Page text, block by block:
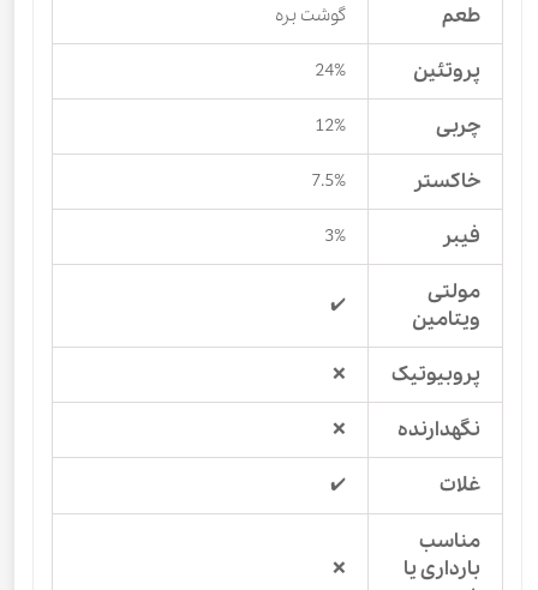
طعم گوشت بره
پروتئین 24%
چربی 12%
خاکستر 7.5%
فیبر 3%
مولتی
ویتامین
✔️
پروبیوتیک ❌
نگهدارنده ❌
غلات ✔️
مناسب
بارداری یا
❌